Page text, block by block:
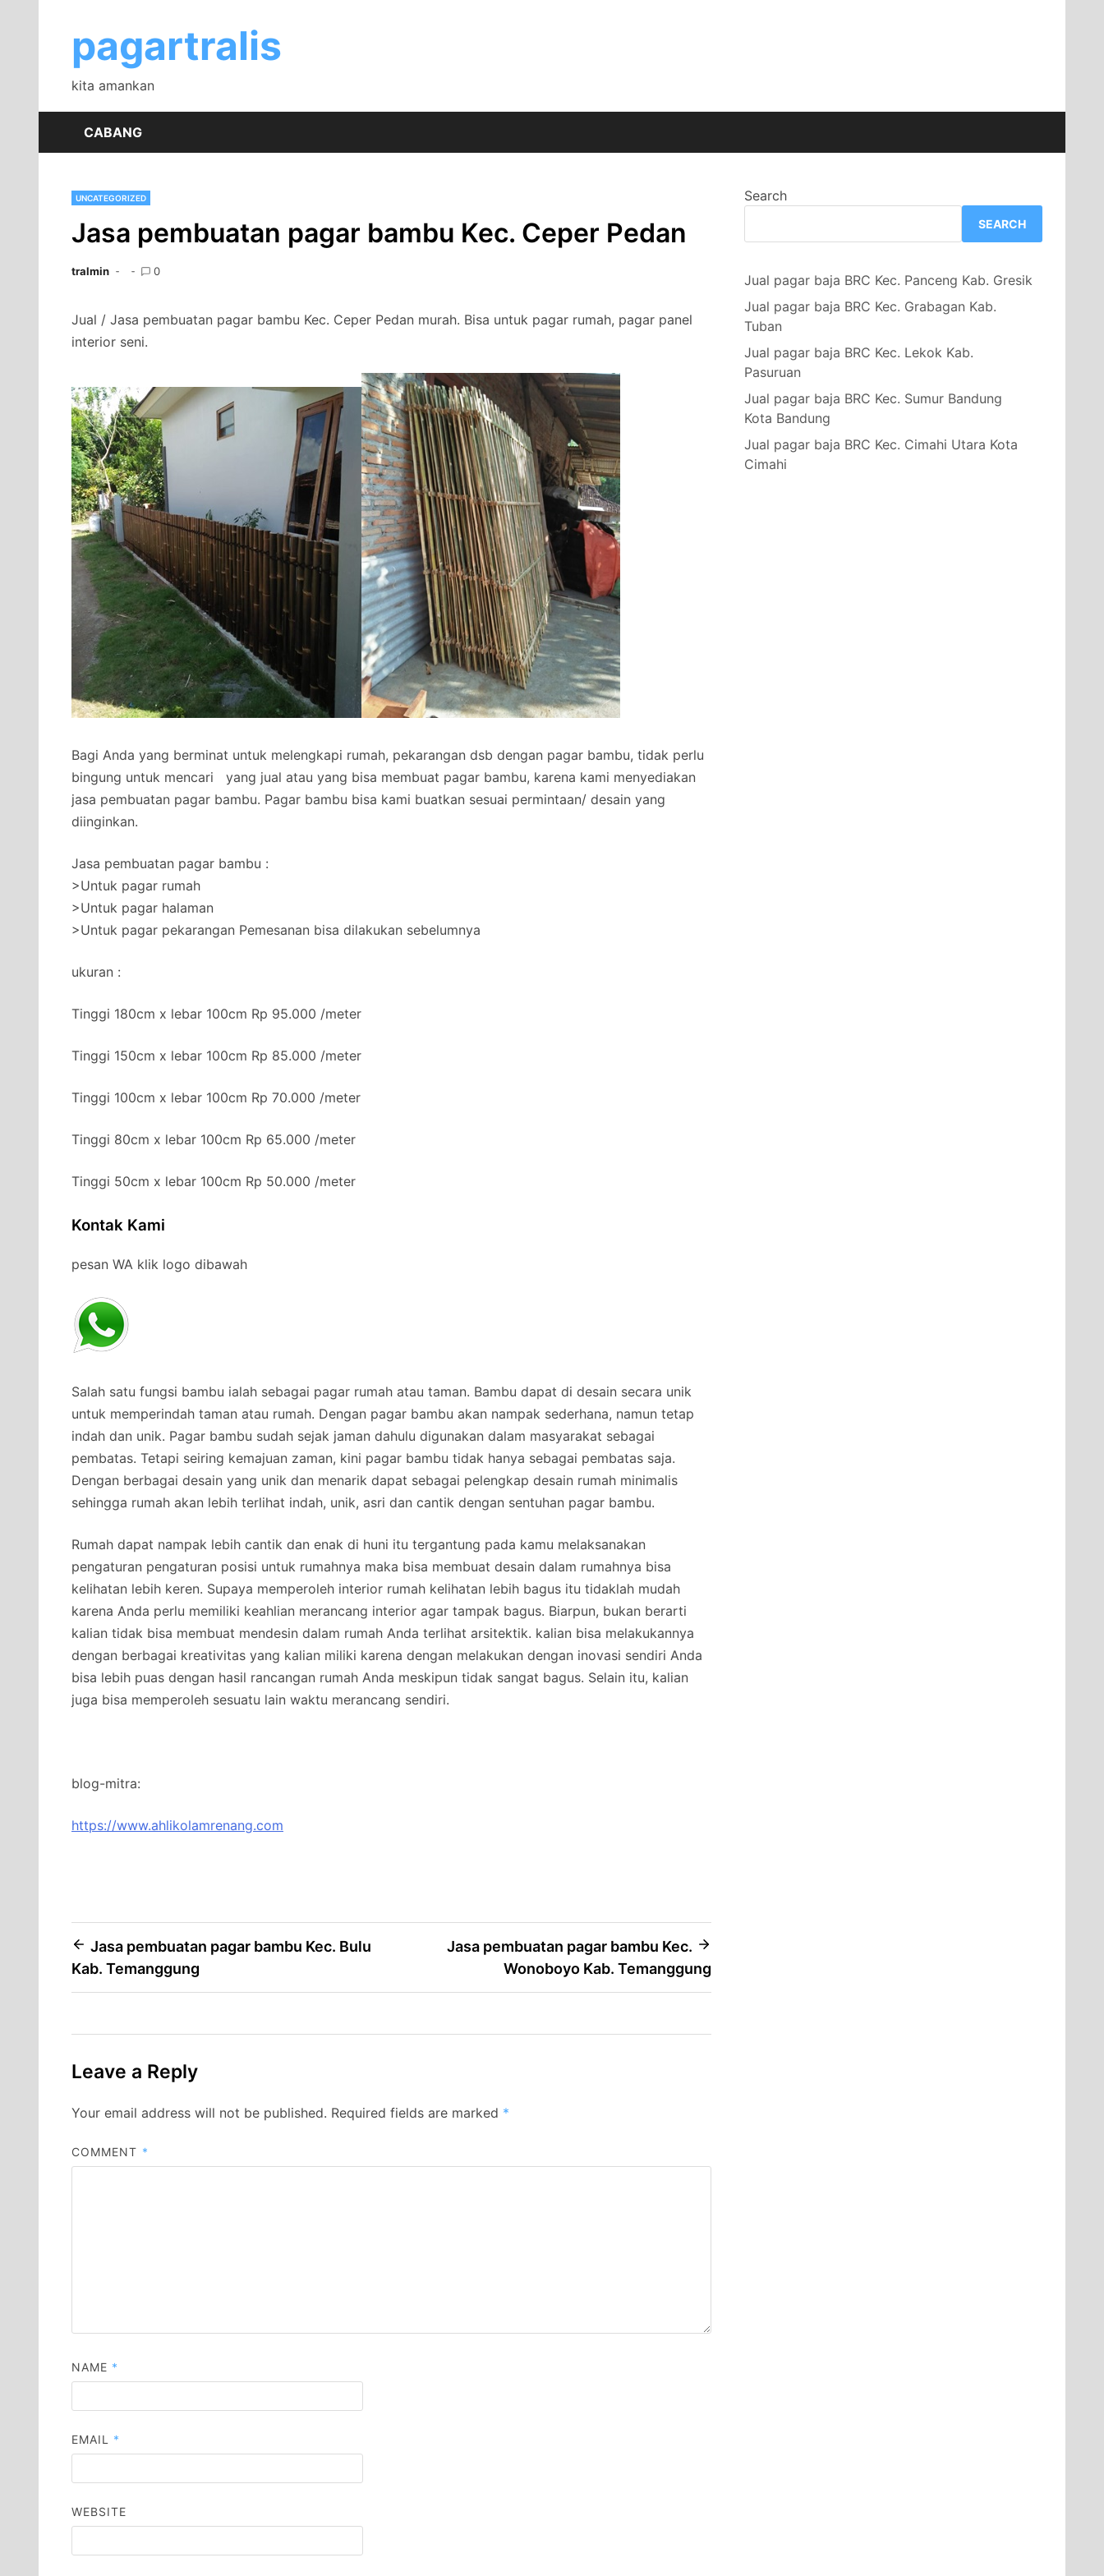
contentpagartralis
kita amankan
CABANG
UNCATEGORIZED
Jasa pembuatan pagar bambu Kec. Ceper Pedan
tralmin 0
Jual / Jasa pembuatan pagar bambu Kec. Ceper Pedan murah. Bisa untuk pagar rumah, pagar panel
interior seni.
Bagi Anda yang berminat untuk melengkapi rumah, pekarangan dsb dengan pagar bambu, tidak perlu
bingung untuk mencari yang jual atau yang bisa membuat pagar bambu, karena kami menyediakan
jasa pembuatan pagar bambu. Pagar bambu bisa kami buatkan sesuai permintaan/ desain yang
diinginkan.
Jasa pembuatan pagar bambu :
>Untuk pagar rumah
>Untuk pagar halaman
>Untuk pagar pekarangan Pemesanan bisa dilakukan sebelumnya
ukuran :
Tinggi 180cm x lebar 100cm Rp 95.000 /meter
Tinggi 150cm x lebar 100cm Rp 85.000 /meter
Tinggi 100cm x lebar 100cm Rp 70.000 /meter
Tinggi 80cm x lebar 100cm Rp 65.000 /meter
Tinggi 50cm x lebar 100cm Rp 50.000 /meter
Kontak Kami
pesan WA klik logo dibawah
Salah satu fungsi bambu ialah sebagai pagar rumah atau taman. Bambu dapat di desain secara unik
untuk memperindah taman atau rumah. Dengan pagar bambu akan nampak sederhana, namun tetap
indah dan unik. Pagar bambu sudah sejak jaman dahulu digunakan dalam masyarakat sebagai
pembatas. Tetapi seiring kemajuan zaman, kini pagar bambu tidak hanya sebagai pembatas saja.
Dengan berbagai desain yang unik dan menarik dapat sebagai pelengkap desain rumah minimalis
sehingga rumah akan lebih terlihat indah, unik, asri dan cantik dengan sentuhan pagar bambu.
Rumah dapat nampak lebih cantik dan enak di huni itu tergantung pada kamu melaksanakan
pengaturan pengaturan posisi untuk rumahnya maka bisa membuat desain dalam rumahnya bisa
kelihatan lebih keren. Supaya memperoleh interior rumah kelihatan lebih bagus itu tidaklah mudah
karena Anda perlu memiliki keahlian merancang interior agar tampak bagus. Biarpun, bukan berarti
kalian tidak bisa membuat mendesin dalam rumah Anda terlihat arsitektik. kalian bisa melakukannya
dengan berbagai kreativitas yang kalian miliki karena dengan melakukan dengan inovasi sendiri Anda
bisa lebih puas dengan hasil rancangan rumah Anda meskipun tidak sangat bagus. Selain itu, kalian
juga bisa memperoleh sesuatu lain waktu merancang sendiri.
blog-mitra:
https://www.ahlikolamrenang.com
Post
navigation
Jasa pembuatan pagar bambu Kec. Bulu
Kab. Temanggung
Jasa pembuatan pagar bambu Kec.
Wonoboyo Kab. Temanggung
Leave a Reply
Your email address will not be published. Required fields are marked *
COMMENT *
NAME *
EMAIL *
WEBSITE
Search
SEARCH
Jual pagar baja BRC Kec. Panceng Kab. Gresik
Jual pagar baja BRC Kec. Grabagan Kab.
Tuban
Jual pagar baja BRC Kec. Lekok Kab.
Pasuruan
Jual pagar baja BRC Kec. Sumur Bandung
Kota Bandung
Jual pagar baja BRC Kec. Cimahi Utara Kota
Cimahi